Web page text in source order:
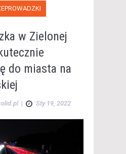
w Zielonej
do miasta na
| Sty 19, 2022